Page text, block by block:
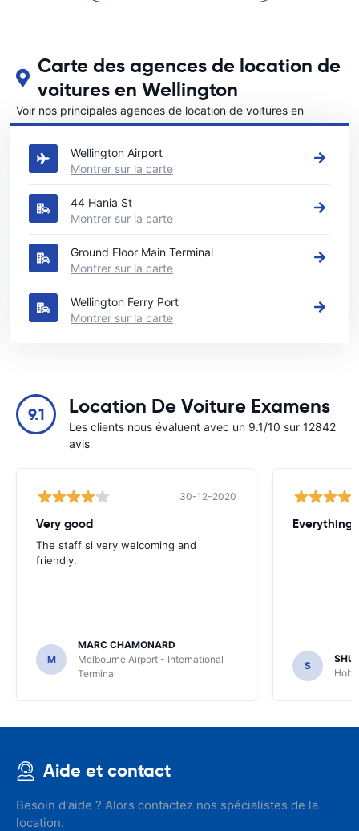
Carte des agences de location de
voitures en Wellington
Voir nos principales agences de location de voitures en
Wellington
Wellington Airport
Montrer sur la carte
44 Hania St
Montrer sur la carte
Ground Floor Main Terminal
Montrer sur la carte
Wellington Ferry Port
Montrer sur la carte
9.1 Location De Voiture Examens
Les clients nous évaluent avec un 9.1/10 sur 12842
avis
30-12-2020
Very good
The staff si very welcoming and
friendly.
M
MARC CHAMONARD
Melbourne Airport - International
Terminal
Everything
S
Aide et contact
Besoin d'aide ? Alors contactez nos spécialistes de la
location.